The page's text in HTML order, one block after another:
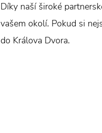
Díky naší široké
vašem okolí. Pokud si
do Králova Dvora.